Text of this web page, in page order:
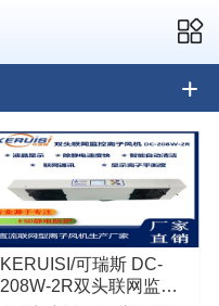
KERUISI/可瑞斯 DC-
208W-2R双头联网监控